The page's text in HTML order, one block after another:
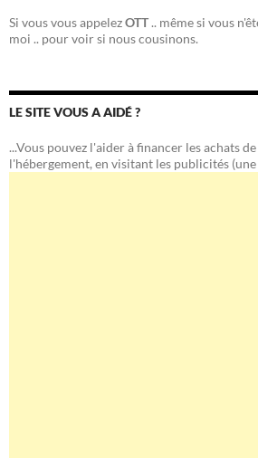
Si vous vous appelezOTT.. même si vous
moi .. pour voir si nous cousinons.
LE SITE VOUS A AIDÉ ?
...Vous pouvez l'aider à financer les achats
l'hébergement, en visitant les publicités